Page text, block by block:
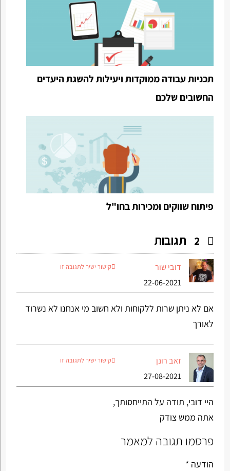
תכניות עבודה ממוקדות ויעילות להשגת היעדים
החשובים שלכם
פיתוח שווקים ומכירות בחו"ל
2 תגובות
דובי שור
22-06-2021
קישור ישיר לתגובה זו
אם לא ניתן שרות ללקוחות ולא חשוב מי אנחנו לא נשרוד
לאורך
זאב רונן
27-08-2021
קישור ישיר לתגובה זו
היי דובי, תודה על התייחסותך,
אתה ממש צודק
פרסמו תגובה למאמר
הודעה *